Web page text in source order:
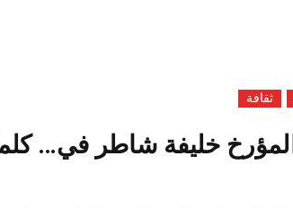
ثقافة
المؤرخ خليفة شاطر في…